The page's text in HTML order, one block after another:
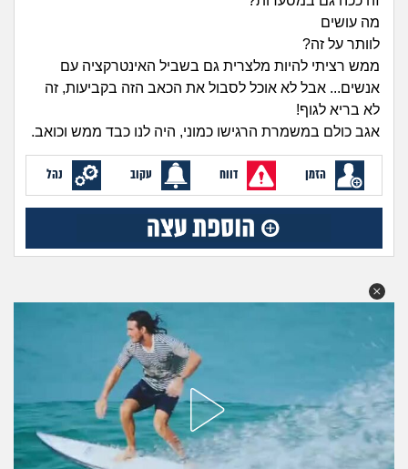
היריון ולידה
הורות ומשפחה
מתבגרים
מהבקו"ם... ועד מתי?!
לימודים וסטודנטים
עבודה וקריירה
חברים ואנשים
בית, שכנים ושותפים
מה שעובר עליי
הרשמה | התחברות
מה עושים
לוותר על זה?
ממש רציתי להיות מלצרית גם בשביל האינטרקציה עם
אנשים... אבל לא אוכל לסבול את הכאב הזה בקביעות, זה
לא בריא לגוף!
אגב כולם במשמרת הרגישו כמוני, היה לנו כבד ממש וכואב.
הזמן דווח עקוב נהל